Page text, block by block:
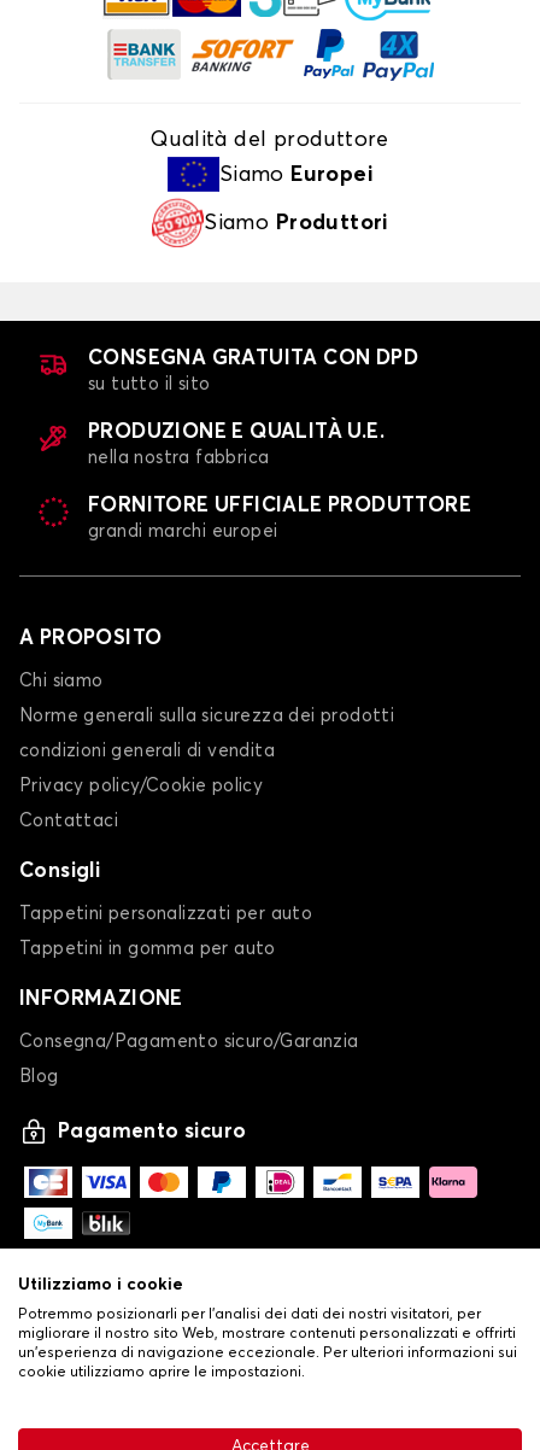
Qualità del produttore
Siamo Europei
Siamo Produttori
CONSEGNA GRATUITA CON DPD
su tutto il sito
PRODUZIONE E QUALITÀ U.E.
nella nostra fabbrica
FORNITORE UFFICIALE PRODUTTORE
grandi marchi europei
A PROPOSITO
Chi siamo
Norme generali sulla sicurezza dei prodotti
condizioni generali di vendita
Privacy policy/Cookie policy
Contattaci
Consigli
Tappetini personalizzati per auto
Tappetini in gomma per auto
INFORMAZIONE
Consegna/Pagamento sicuro/Garanzia
Blog
Pagamento sicuro
Condizioni generali di vendita•
Utilizziamo i cookie
Potremmo posizionarli per l'analisi dei dati dei nostri visitatori, per
migliorare il nostro sito Web, mostrare contenuti personalizzati e offrirti
un'esperienza di navigazione eccezionale. Per ulteriori informazioni sui
cookie utilizziamo aprire le impostazioni.
Accettare